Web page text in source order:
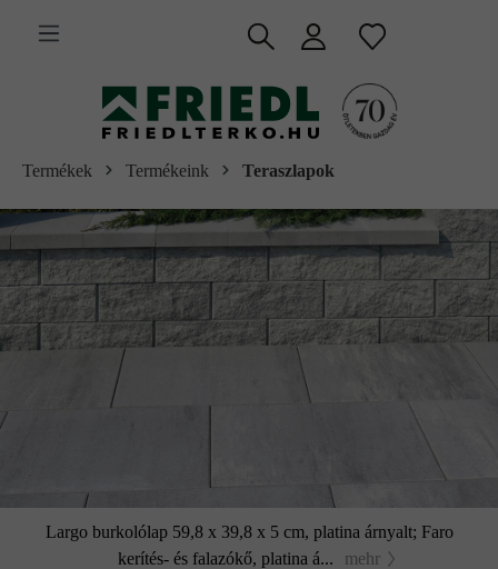
tartalomra
Termékek Termékeink Teraszlapok
Largo burkolólap 59,8 x 39,8 x 5 cm, platina árnyalt; Faro
kerítés- és falazókő, platina á...
mehr